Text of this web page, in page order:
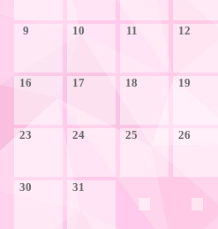
9 10 11 12
16 17 18 19
23 24 25 26
30 31